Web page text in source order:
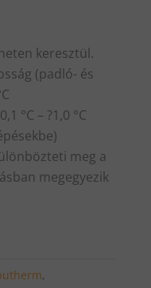
keresztül.
(padló- és
°C – ?1,0 °C
meg a
megegyezik
,